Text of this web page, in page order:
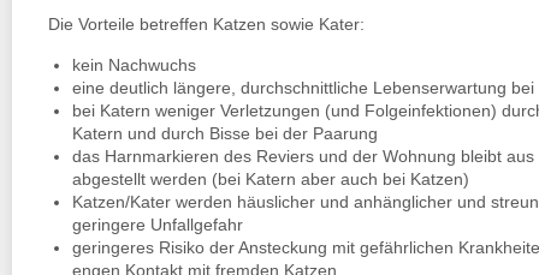
Die Vorteile betreffen Katzen sowie Kater:
kein Nachwuchs
eine deutlich längere, durchschnittliche Lebenserwartung
bei Katern weniger Verletzungen (und Folgeinfektionen)
Katern und durch Bisse bei der Paarung
das Harnmarkieren des Reviers und der Wohnung bleibt
abgestellt werden (bei Katern aber auch bei Katzen)
Katzen/Kater werden häuslicher und anhänglicher und
geringere Unfallgefahr
geringeres Risiko der Ansteckung mit gefährlichen
engen Kontakt mit fremden Katzen